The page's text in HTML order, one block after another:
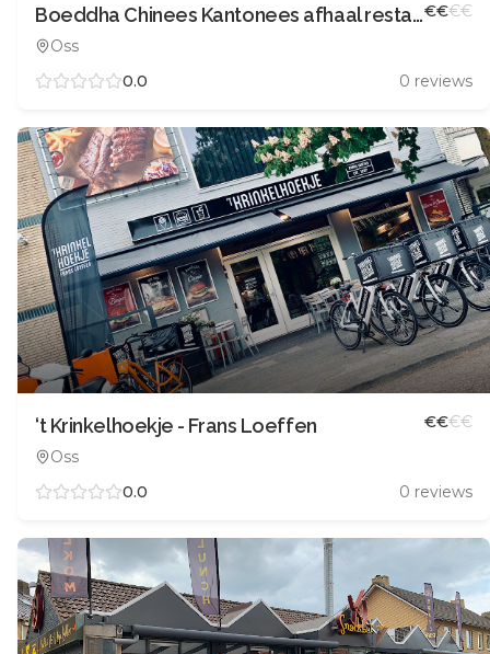
Boeddha Chinees Kantonees afhaal restaurant
Oss
€€€€
0.0 0 reviews
‘t Krinkelhoekje - Frans Loeffen
Oss
€€€€
0.0 0 reviews